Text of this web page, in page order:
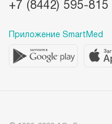
+7 (8442) 595-815
Приложение SmartMed